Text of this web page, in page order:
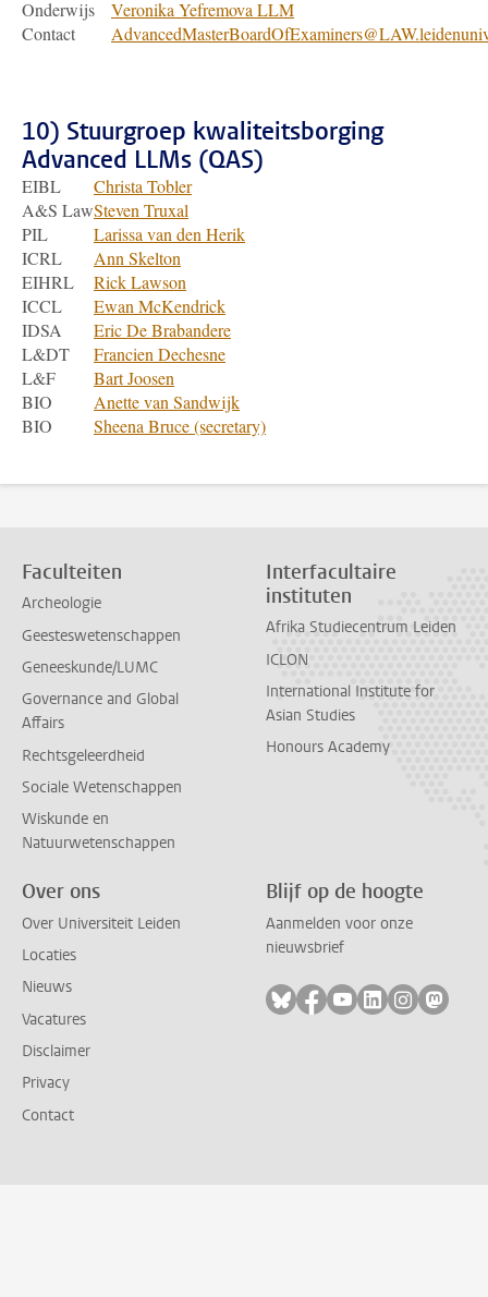
Onderwijs
Veronika Yefremova LLM
Contact
10) Stuurgroep kwaliteitsborging
Advanced LLMs (QAS)
EIBL
Christa Tobler
A&S LawSteven Truxal
PIL
Larissa van den Herik
ICRL
Ann Skelton
EIHRL
Rick Lawson
ICCL
Ewan McKendrick
IDSA
Eric De Brabandere
L&DT
Francien Dechesne
L&F
Bart Joosen
BIO
Anette van Sandwijk
BIO
Sheena Bruce (secretary)
Faculteiten
Archeologie
Geesteswetenschappen
Geneeskunde/LUMC
Governance and Global
Affairs
Rechtsgeleerdheid
Sociale Wetenschappen
Wiskunde en
Natuurwetenschappen
Interfacultaire
instituten
Afrika Studiecentrum Leiden
ICLON
International Institute for
Asian Studies
Honours Academy
Over ons
Over Universiteit Leiden
Locaties
Nieuws
Vacatures
Disclaimer
Privacy
Contact
Blijf op de hoogte
Aanmelden voor onze
nieuwsbrief
Volg ons op bluesky
Volg ons op facebook
Volg ons op
Volg ons op
Volg ons
Volg